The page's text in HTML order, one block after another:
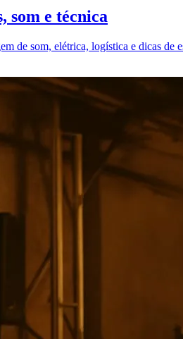
som e técnica
de som, elétrica, logística e dicas de